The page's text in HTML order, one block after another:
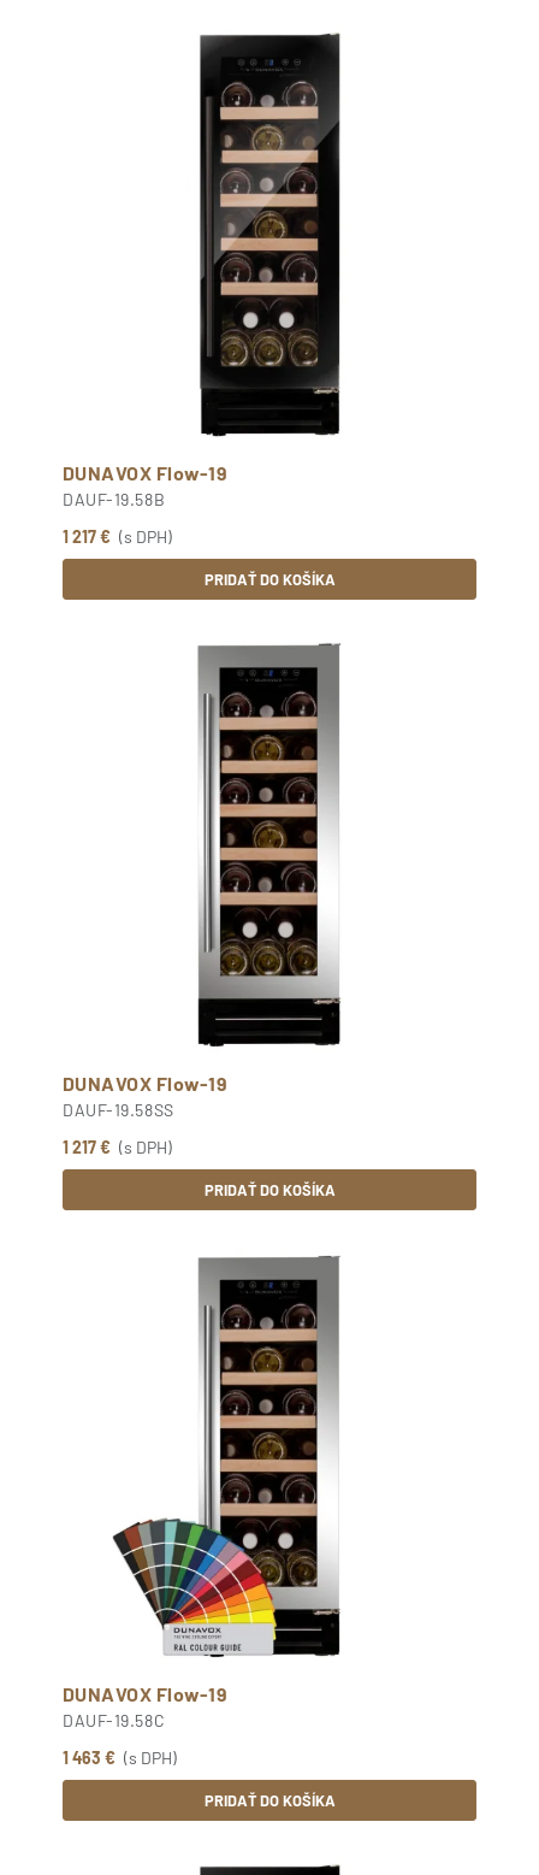
DUNAVOX Flow-19
DAUF-19.58B
1 217 € (s DPH)
PRIDAŤ DO KOŠÍKA
DUNAVOX Flow-19
DAUF-19.58SS
1 217 € (s DPH)
PRIDAŤ DO KOŠÍKA
DUNAVOX Flow-19
DAUF-19.58C
1 463 € (s DPH)
PRIDAŤ DO KOŠÍKA